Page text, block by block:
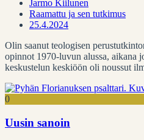
Jarmo Kiilunen
Raamattu ja sen tutkimus
25.4.2024
Olin saanut teologisen
opinnot 1970-luvun alussa, aikana
keskustelun keskiöön oli noussut
0
Uusin sanoin